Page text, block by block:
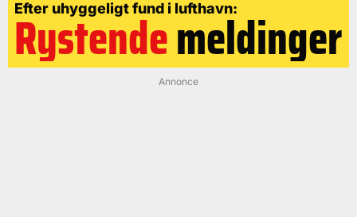
Efter uhyggeligt fund i lufthavn:
Rystendemeldinger
Annonce